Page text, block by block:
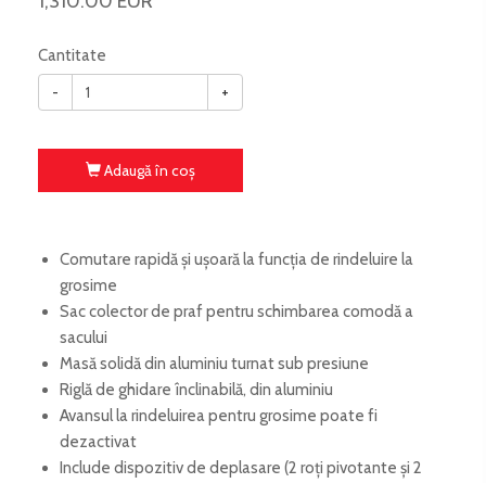
Cantitate
-
+
Adaugă în coş
Comutare rapidă și ușoară la funcția de rindeluire la
grosime
Sac colector de praf pentru schimbarea comodă a
sacului
Masă solidă din aluminiu turnat sub presiune
Riglă de ghidare înclinabilă, din aluminiu
Avansul la rindeluirea pentru grosime poate fi
dezactivat
Include dispozitiv de deplasare (2 roți pivotante și 2